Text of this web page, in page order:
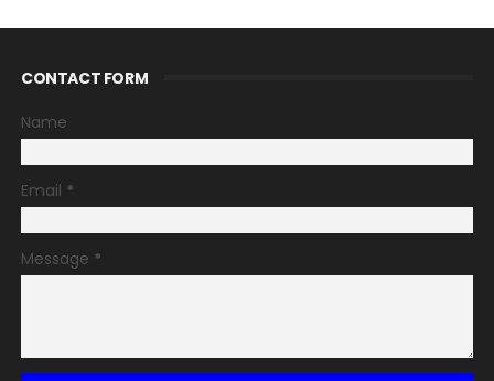
CONTACT FORM
Name
Email *
Message *